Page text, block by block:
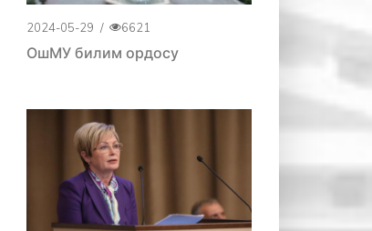
2024-05-29 / 6621
ОшМУ билим ордосу